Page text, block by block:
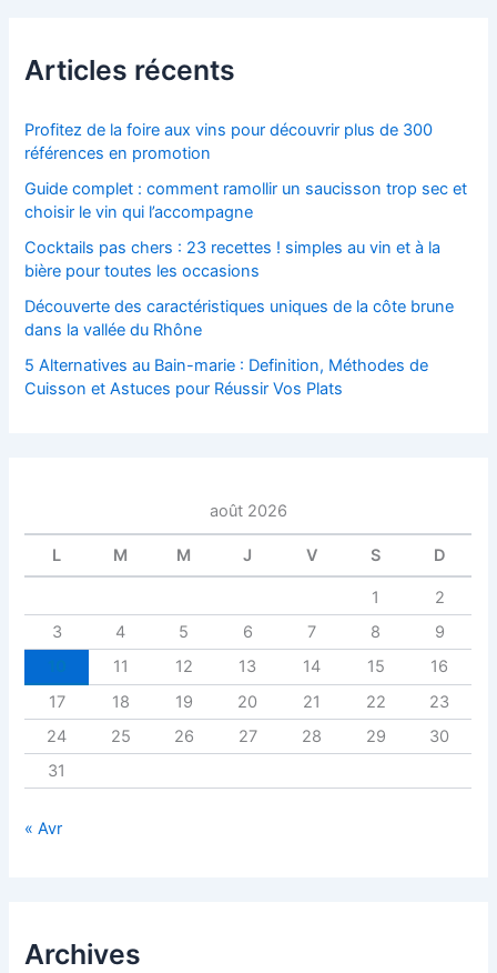
Articles récents
Profitez de la foire aux vins pour découvrir plus de 300
références en promotion
Guide complet : comment ramollir un saucisson trop sec et
choisir le vin qui l’accompagne
Cocktails pas chers : 23 recettes ! simples au vin et à la
bière pour toutes les occasions
Découverte des caractéristiques uniques de la côte brune
dans la vallée du Rhône
5 Alternatives au Bain-marie : Definition, Méthodes de
Cuisson et Astuces pour Réussir Vos Plats
août 2026
L M M J V S D
1
2
3
4 5 6 7 8
9
11 12 13 14 15
16
17
18 19 20 21 22
23
24
25 26 27 28 29
30
31
« Avr
Archives